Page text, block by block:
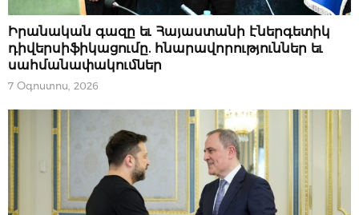
07 ՕԳՈՍՏՈՍԻ, 2026
Իրանական գազը եւ Հայաստանի էներգետիկ
դիվերսիֆիկացումը. հնարավորություններ եւ
սահմանափակումներ
7 Օգոստոս, 2026